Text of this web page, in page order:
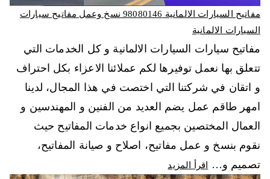
مفاتيح السيارات الالمانية 98080146‬ نسخ وعمل مفاتيح سيارات
السيارات الالمانية
مفاتيح سيارات السيارات الالمانية و كل الخدمات التي
تتعلق بها نعمل توفيرها لكم عملائنا الاعزاء بكل احتراف
و اتقان في شركتنا التي اختصت في هذا المجال، لدينا
امهر طاقم عمل يضم العديد من الفنين و المهندسين و
العمال المختصين بجميع انواع خدمات المفاتيح حيث
نقوم بنسخ و عمل مفاتيح، اصلاح و صيانة المفاتيح،
تصميم و…
اقرأ المزيد